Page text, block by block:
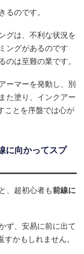
るのです。
グは、不利な状況を
ングがあるのです
のは至難の業です。
ーマーを発動し、別
た塗り、インクアー
ことを序盤では心が
に向かってスプ
、超初心者も前線に
ず、安易に前に出て
かもしれません。